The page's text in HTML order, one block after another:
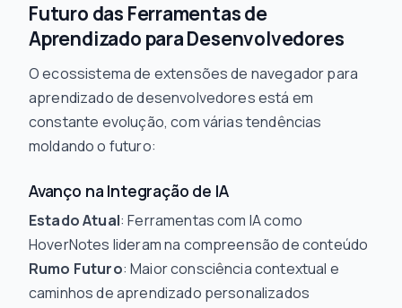
Futuro das Ferramentas de
Aprendizado para Desenvolvedores
O ecossistema de extensões de navegador para
aprendizado de desenvolvedores está em
constante evolução, com várias tendências
moldando o futuro:
Avanço na Integração de IA
Estado Atual: Ferramentas com IA como
HoverNotes lideram na compreensão de conteúdo
Rumo Futuro: Maior consciência contextual e
caminhos de aprendizado personalizados